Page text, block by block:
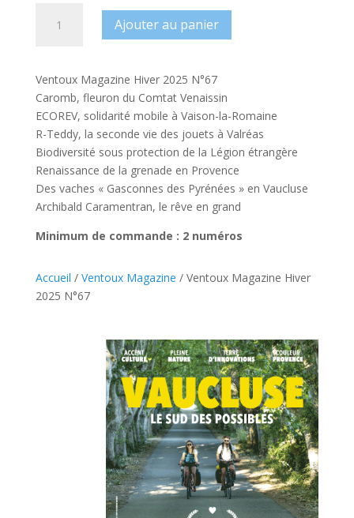
Hiver
2025
N°67
Ajouter au panier
Ventoux Magazine Hiver 2025 N°67
Caromb, fleuron du Comtat Venaissin
ECOREV, solidarité mobile à Vaison-la-Romaine
R-Teddy, la seconde vie des jouets à Valréas
Biodiversité sous protection de la Légion étrangère
Renaissance de la grenade en Provence
Des vaches « Gasconnes des Pyrénées » en Vaucluse
Archibald Caramentran, le rêve en grand
Minimum de commande : 2 numéros
Accueil / Ventoux Magazine / Ventoux Magazine Hiver
2025 N°67